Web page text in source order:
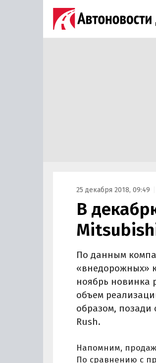
25 декабря 2018, 09:49
В
По данным
«внедорожных»
ноябрь новинка
объем
образом, позади
Rush.
Напомним,
По сравнению с